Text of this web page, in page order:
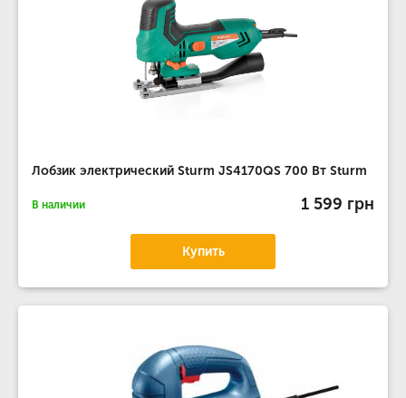
Лобзик электрический Sturm JS4170QS 700 Вт Sturm
В наличии 1 599 грн
Купить